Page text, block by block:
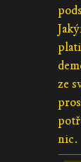
ze
nic.